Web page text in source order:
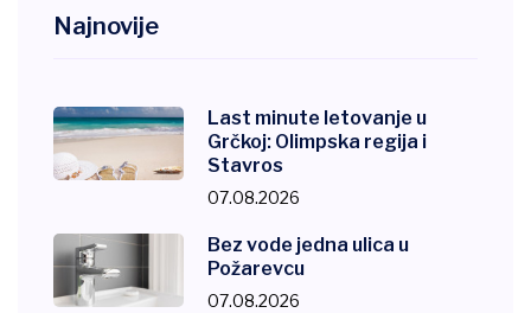
Najnovije
Last minute letovanje u
Grčkoj: Olimpska regija i
Stavros
07.08.2026
Bez vode jedna ulica u
Požarevcu
07.08.2026